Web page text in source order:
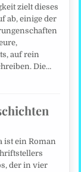
zielt dieses
ab, einige der
auf rein
Die…
ist ein Roman
der in vier